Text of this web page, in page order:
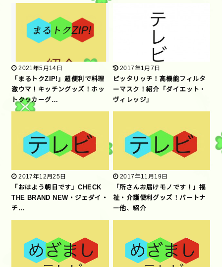
2021年5月14日
「まるトクZIP!」超便利で料理
激ウマ！キッチングッズ！ホッ
トクッカーグ…
2017年1月7日
ピッタリッチ！高機能フィルタ
ーマスク！紹介「ダイエット・
ヴィレッジ」
2017年12月25日
「おはよう朝日です」CHECK
THE BRAND NEW・ジェダイ・
チ…
2017年11月19日
「所さんお届けモノです！」福
祉・介護便利グッズ！パートナ
ー他、紹介